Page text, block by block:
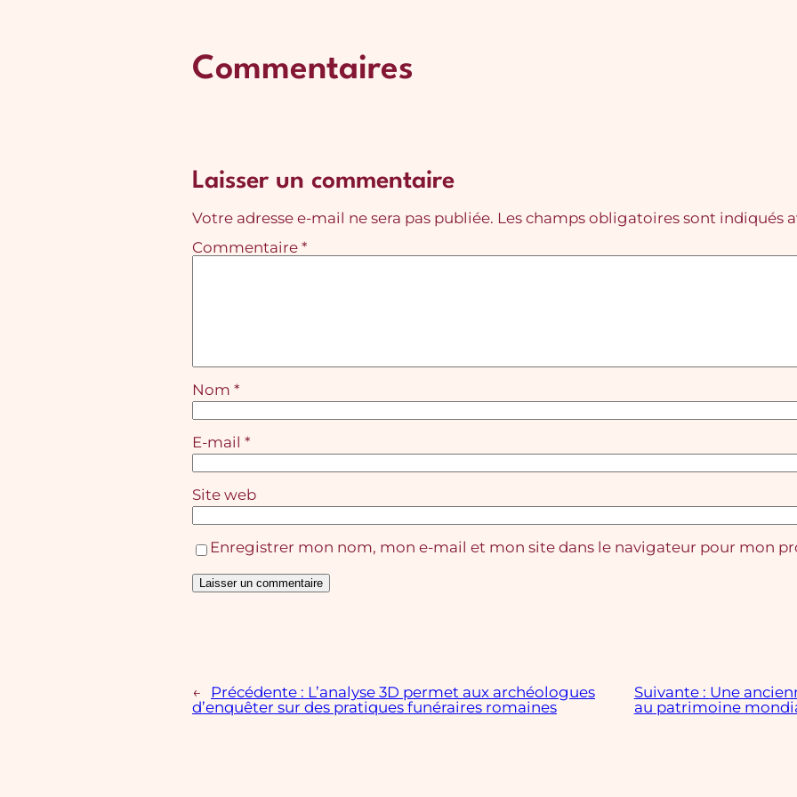
Commentaires
Laisser un commentaire
Votre adresse e-mail ne sera pas publiée. Les champs obligatoires sont indiqués
Commentaire *
Nom *
E-mail *
Site web
Enregistrer mon nom, mon e-mail et mon site dans le navigateur pour mon
← Précédente : L’analyse 3D permet aux archéologues
d’enquêter sur des pratiques funéraires romaines
Suivante : Une
au patrimoine